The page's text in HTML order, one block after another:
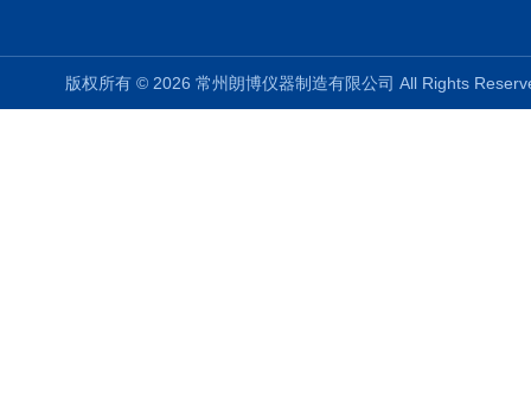
版权所有 © 2026 常州朗博仪器制造有限公司 All Rights